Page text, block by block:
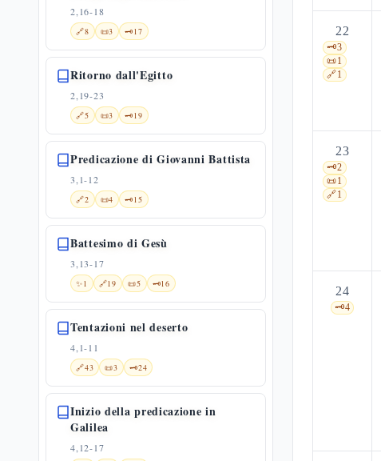
2,16-18
🔗8 📜3 🗝️17
Ritorno dall'Egitto
2,19-23
🔗5 📜3 🗝️19
Predicazione di Giovanni Battista
3,1-12
🔗2 📜4 🗝️15
Battesimo di Gesù
3,13-17
✨1 🔗19 📜5 🗝️16
Tentazioni nel deserto
4,1-11
🔗43 📜3 🗝️24
Inizio della predicazione in
Galilea
4,12-17
22
🗝️3
📜1
🔗1
23
🗝️2
📜1
🔗1
24
🗝️4